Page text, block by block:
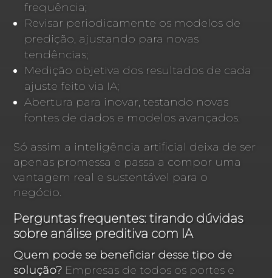
frequência;
Revisar periodicamente os modelos de
predição, ajustando para novas
tendências;
Medição objetiva dos resultados de cada
ajuste feito via IA;
Abertura para inovar, testando novas
fontes de dados e modelos avançados.
Só assim a inteligência artificial deixa de ser
apenas promessa e passa a compor uma
vantagem real e sustentável para o
negócio.
Perguntas frequentes: tirando dúvidas
sobre análise preditiva com IA
Quem pode se beneficiar desse tipo de
solução? Empresas de todos os portes e